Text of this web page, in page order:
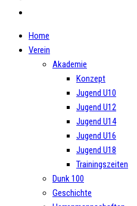
Home
Verein
Akademie
Konzept
Jugend U10
Jugend U12
Jugend U14
Jugend U16
Jugend U18
Trainingszeiten
Dunk 100
Geschichte